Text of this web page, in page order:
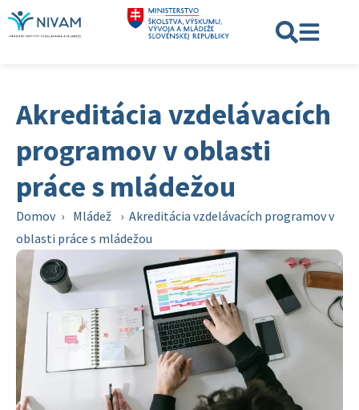
Akreditácia vzdelávacích
programov v oblasti
práce s mládežou
Domov › Mládež › Akreditácia vzdelávacích programov v
oblasti práce s mládežou